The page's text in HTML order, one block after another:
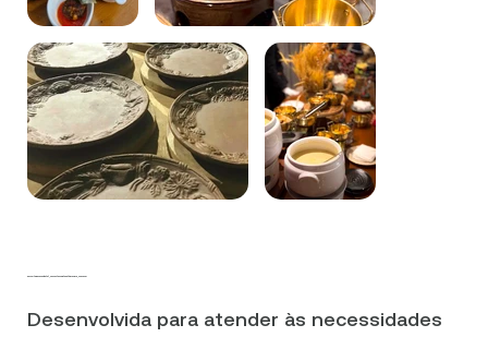
Perfeito para seu hotel, seu restaurante e até mesmo, sua casa!
Desenvolvida para atender às necessidades